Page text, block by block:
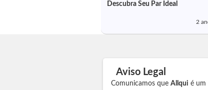
Descubra Seu Par Ideal
2
Aviso Legal
Comunicamos que Allqui é um